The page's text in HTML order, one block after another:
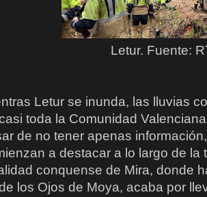
Letur. Fuente:
Letur se inunda, las lluvias
toda la Comunidad
de no tener apenas
a destacar a lo largo de la
conquense de Mira, donde
los Ojos de Moya, acaba por